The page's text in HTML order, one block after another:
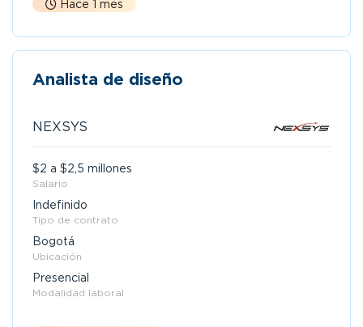
Hace 1 mes
Analista de diseño
NEXSYS
$2 a $2,5 millones
Salario
Indefinido
Tipo de contrato
Bogotá
Ubicación
Presencial
Modalidad laboral